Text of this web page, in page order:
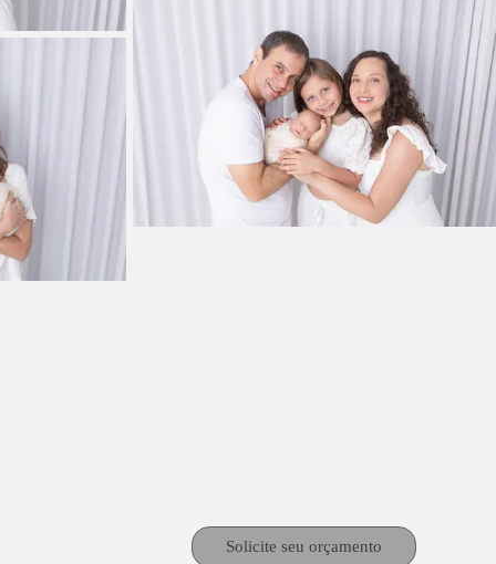
Solicite seu orçamento